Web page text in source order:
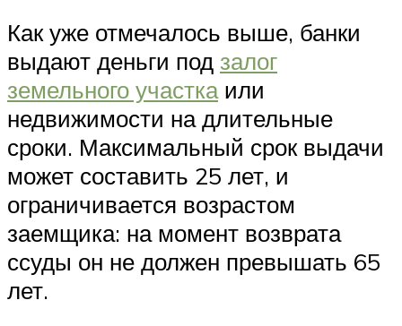
Как уже отмечалось выше, банки
выдают деньги под залог
земельного участкаили
недвижимости на длительные
сроки. Максимальный срок выдачи
может составить 25 лет, и
ограничивается возрастом
заемщика: на момент возврата
ссуды он не должен превышать 65
лет.